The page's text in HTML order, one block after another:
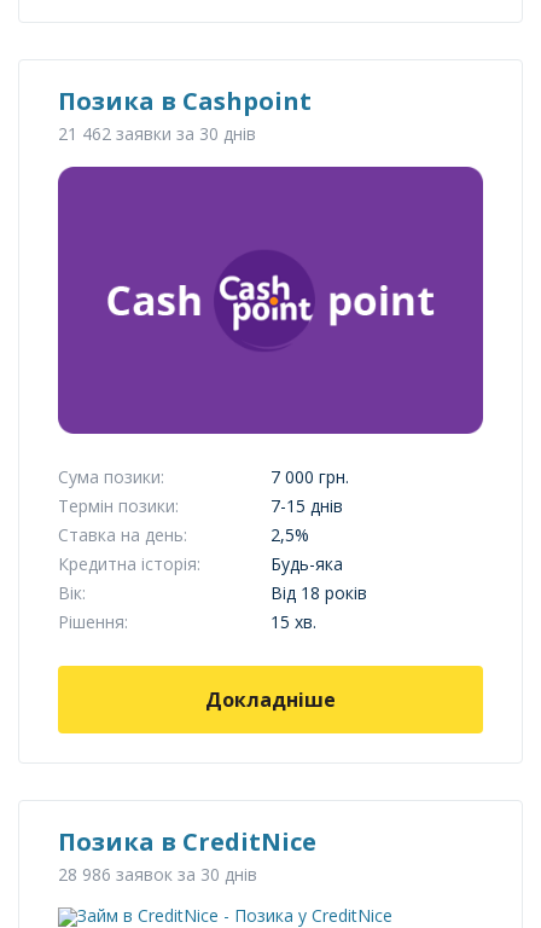
Позика в Cashpoint
21 462 заявки за 30 днів
Сума позики:
7 000 грн.
Термін позики:
7-15 днів
Ставка на день:
2,5%
Кредитна історія:
Будь-яка
Вік:
Від 18 років
Рішення:
15 хв.
Докладніше
Позика в CreditNice
28 986 заявок за 30 днів